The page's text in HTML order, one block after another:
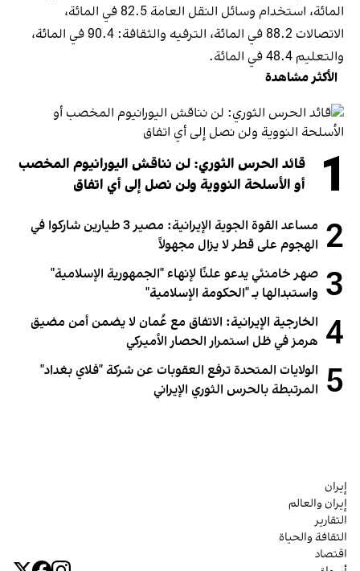
المائة، استخدام وسائل النقل العامة 82.5 في المائة،
الاتصالات 88.2 في المائة، الترفيه والثقافة: 90.4 في المائة،
والتعليم 48.4 في المائة.
الأكثر مشاهدة
1
قائد الحرس الثوري: لن نناقش اليورانيوم المخصب
أو الأسلحة النووية ولن نصل إلى أي اتفاق
2
مساعد القوة الجوية الإيرانية: مصير 3 طيارين شاركوا في
الهجوم على قطر لا يزال مجهولاً
3 صهر خامنئي يدعو علنًا لإنهاء "الجمهورية الإسلامية"
واستبدالها بـ "الحكومة الإسلامية"
4 الخارجية الإيرانية: الاتفاق مع عُمان لا يضمن أمن مضيق
هرمز في ظل استمرار الحصار الأميركي
5 الولايات المتحدة ترفع العقوبات عن شركة "فلاي بغداد"
المرتبطة بالحرس الثوري الإيراني
إيران
إيران والعالم
التقارير
الثقافة والحياة
اقتصاد